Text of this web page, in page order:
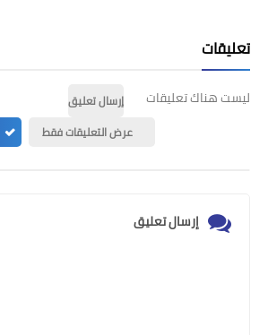
تعليقات
ليست هناك تعليقات
إرسال تعليق
عرض التعليقات فقط
إرسال تعليق